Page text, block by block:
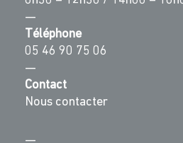
—
Téléphone
05 46 90 75 06
—
Contact
Nous contacter